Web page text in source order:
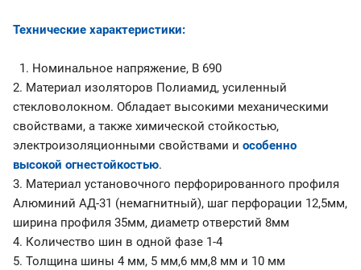
Технические характеристики:
1. Номинальное напряжение, В 690
2. Материал изоляторов Полиамид, усиленный
стекловолокном. Обладает высокими механическими
свойствами, а также химической стойкостью,
электроизоляционными свойствами и особенно
высокой огнестойкостью.
3. Материал установочного перфорированного профиля
Алюминий АД-31 (немагнитный), шаг перфорации 12,5мм,
ширина профиля 35мм, диаметр отверстий 8мм
4. Количество шин в одной фазе 1-4
5. Толщина шины 4 мм, 5 мм,6 мм,8 мм и 10 мм